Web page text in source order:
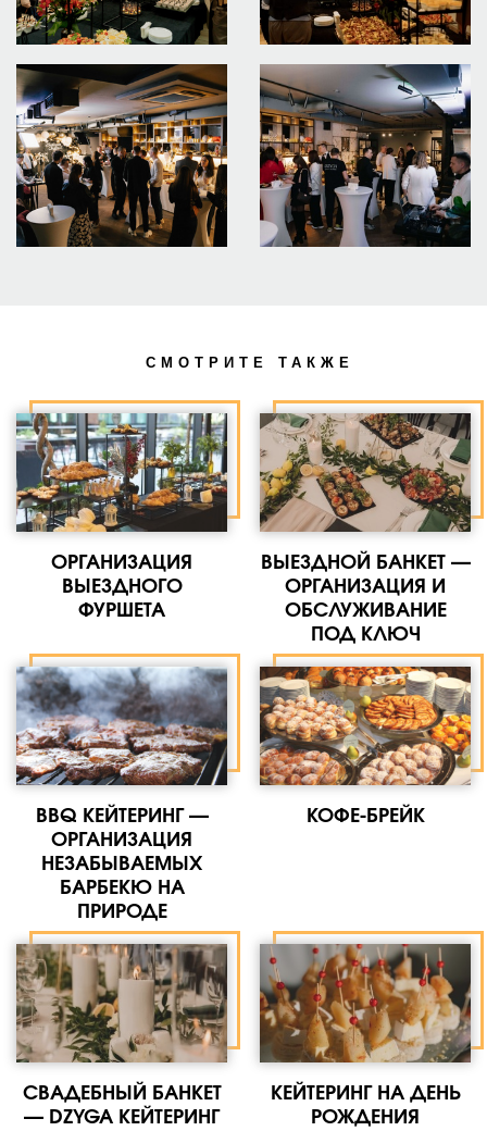
СМОТРИТЕ ТАКЖЕ
ОРГАНИЗАЦИЯ
ВЫЕЗДНОГО
ФУРШЕТА
ВЫЕЗДНОЙ БАНКЕТ —
ОРГАНИЗАЦИЯ И
ОБСЛУЖИВАНИЕ
ПОД КЛЮЧ
BBQ КЕЙТЕРИНГ —
ОРГАНИЗАЦИЯ
НЕЗАБЫВАЕМЫХ
БАРБЕКЮ НА
ПРИРОДЕ
КОФЕ-БРЕЙК
СВАДЕБНЫЙ БАНКЕТ
— DZYGA КЕЙТЕРИНГ
КЕЙТЕРИНГ НА ДЕНЬ
РОЖДЕНИЯ